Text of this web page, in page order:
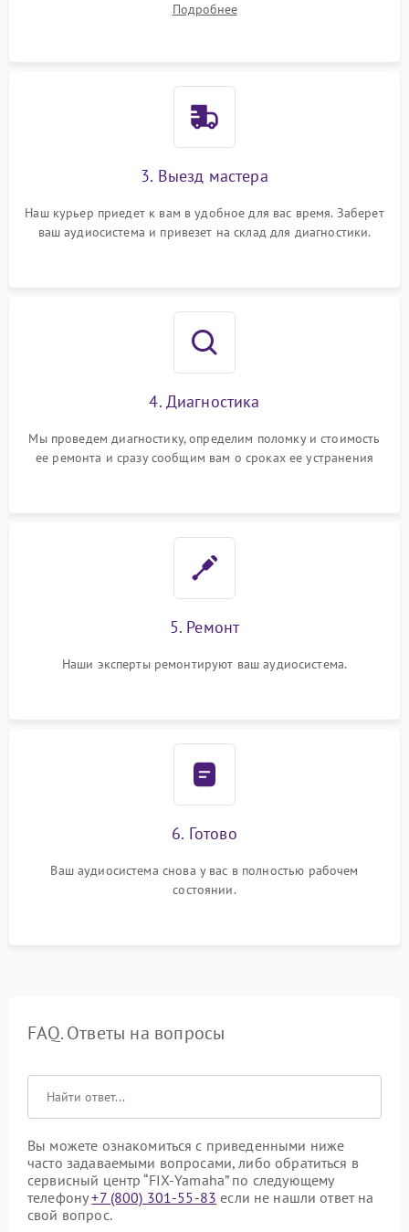
Подробнее
3. Выезд мастера
Наш курьер приедет к вам в удобное для вас время. Заберет
ваш аудиосистема и привезет на склад для диагностики.
4. Диагностика
Мы проведем диагностику, определим поломку и стоимость
ее ремонта и сразу сообщим вам о сроках ее устранения
5. Ремонт
Наши эксперты ремонтируют ваш аудиосистема.
6. Готово
Ваш аудиосистема снова у вас в полностью рабочем
состоянии.
FAQ. Ответы на вопросы
Вы можете ознакомиться с приведенными ниже
часто задаваемыми вопросами, либо обратиться в
сервисный центр “FIX-Yamaha” по следующему
телефону+7 (800) 301-55-83 если не нашли ответ на
свой вопрос.